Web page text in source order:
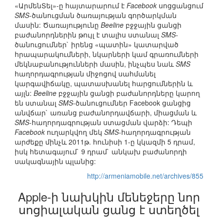
«ԱրմենՏել»-ը հայտարարում է Facebook սոցցանցում
SMS-ծանուցման ծառայության գործարկման
մասին: Ծառայությունը Beeline բջջային ցանցի
բաժանորդներին թույլ է տալիս ստանալ SMS-
ծանուցումներ` իրենց «պատին» կատարված
հրապարակումների, նկարների կամ գրառումների
մեկնաբանությունների մասին, ինչպես նաևSMS
հաղորդագրության միջոցով սահմանել
կարգավիճակը, պատասխանել հարցումներին և
այլն: Beeline բջջային ցանցի բաժանորդները կարող
են ստանալ SMS-ծանուցումներ Facebook ցանցից
անվճար` առանց բաժանորդավճարի, միացման և
SMS-հաղորդագրության ստացման վարձի: Դեպի
Facebook ուղարկվող մեկ SMS-հաղորդագրության
արժեքը մինչև 2011թ. հունիսի 1-ը կկազմի 5 դրամ,
իսկ հետագայում` 9 դրամ` անկախ բաժանորդի
սակագնային պլանից:
http://armeniamobile.net/archives/855
Apple-ի նախկին մենեջերը նոր
սոցիալական ցանց է ստեղծել